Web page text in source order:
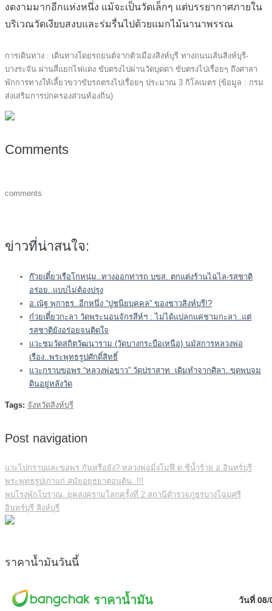
งดงามมากอีกแห่งหนึ่ง แม้จะเป็นวัดเล็กๆ แต่บรรยากาศภายใน
บริเวณวัดเงียบสงบและร่มรื่นไปด้วยแมกไม้นานาพรรณ
การเดินทาง : เดินทางโดยรถยนต์จากตัวเมืองสิงห์บุรี ทางถนนเส้นสิงห์บุรี-
บางระจัน ผ่านสี่แยกไฟแดง ขับตรงไปผ่านวัดบุดดา ขับตรงไปเรื่อยๆ ถึงศาลา
พักการทางให้เลี้ยวขวาขับรถตรงไปเรื่อยๆ ประมาณ 3 กิโลเมตร (ข้อมูล : กรม
ส่งเสริมการปกครองส่วนท้องถิ่น)
Comments
comments
ข่าวที่น่าสนใจ:
ก๊วยเตี๋ยวเรือโกหนุ่ม..ทางออกท่ารถ บขส. ตกแต่งร้านไฉไล-รสชาติ
อร่อย..แบบไม่ต้องปรุง
อ.ณัฐ พุกาธร..อีกหนึ่ง “ปูชนียบุคคล” ของชาวสิงห์บุรี!?
ก๋วยเตี๋ยวกะลา วัดพระนอนจักรสีห์ฯ : ไม่ได้แปลกแค่ชามกะลา..แต่
รสชาติยังอร่อยจนติดใจ
แวะชมวัดสถิตวัฒนาราม (วัดบางกระบือเหนือ) นมัสการหลวงพ่อ
เรือง..พระพุทธรูปศักดิ์สิทธิ์
แวะกราบขอพร “หลวงพ่อขาว” วัดปราสาท เดิมทำจากศิลา..ขุดพบจม
ดินอยู่หลังวัด
Tags: จังหวัดสิงห์บุรี
Post navigation
แวะไปกราบและขอพร กันหรือยัง? หลวงพ่อมิ่งโมฬี ต.ชีน้ำร้าย อ.อินทร์บุรี
พระพุทธรูปเก่าแก่ สมัยอยุธยาตอนต้น..!!!
พบโรงพักโบราณ..ยุคสงครามโลกครั้งที่ 2 สถานีตำรวจภูธรบางโฉมศรี
อินทร์บุรี สิงห์บุรี
ราคาน้ำมันวันนี้